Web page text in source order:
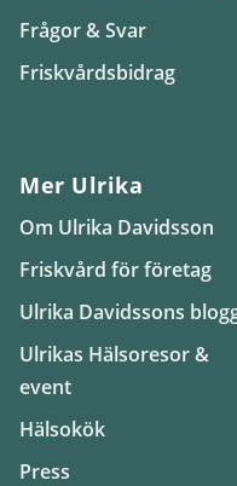
Frågor & Svar
Friskvårdsbidrag
Mer Ulrika
Om Ulrika Davidsson
Friskvård för företag
Ulrika Davidssons
Ulrikas Hälsoresor &
event
Hälsokök
Press